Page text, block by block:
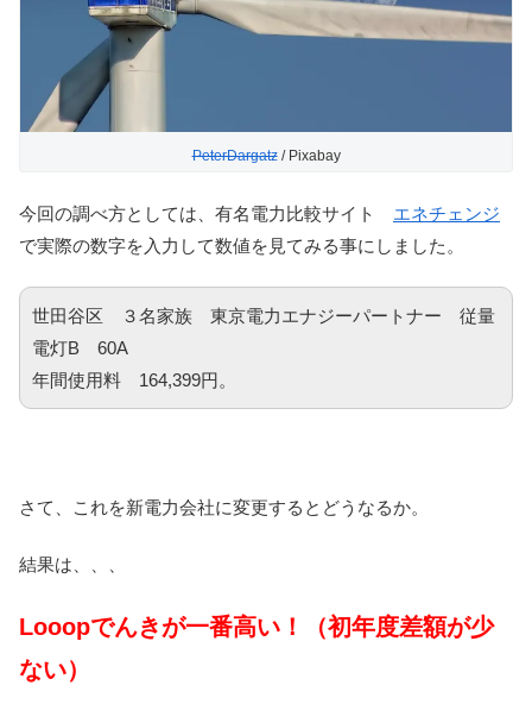
PeterDargatz/ Pixabay
今回の調べ方としては、有名電力比較サイト エネチェンジ
で実際の数字を入力して数値を見てみる事にしました。
世田谷区 ３名家族 東京電力エナジーパートナー 従量
電灯B 60A
年間使用料 164,399円。
さて、これを新電力会社に変更するとどうなるか。
結果は、、、
Looopでんきが一番高い！（初年度差額が少
ない）